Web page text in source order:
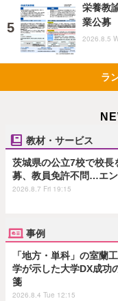
栄養教
業公募
2026.8.5
ラ
教材・サービス
茨城県の公立7校で校長
募、教員免許不問…エン
2026.8.7 Fri 19:15
事例
「地方・単科」の室蘭
学が示した大学DX成功
箋
2026.8.4 Tue 12:15